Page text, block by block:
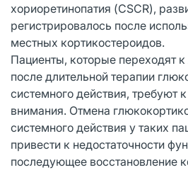
хориоретинопатия (CSCR),
регистрировалось после
местных кортикостероидов.
Пациенты, которые переходят
после длительной терапии
системного действия, требуют
внимания. Отмена
системного действия у таких
привести к недостаточности
последующее восстановление